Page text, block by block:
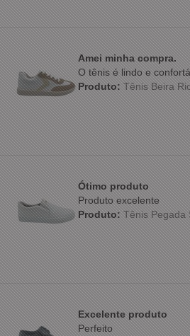
Amei minha compra.
O tênis é lindo e
Produto:Tênis Beira
Ótimo produto
Produto excelente
Produto:Tênis Pegada
Excelente produto
Perfeito